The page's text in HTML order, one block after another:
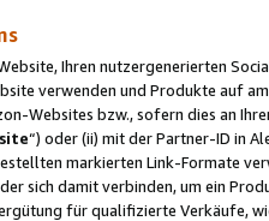
Ihren nutzergenerierten
verwenden und Produkte auf
Websites bzw., sofern dies an
“) oder (ii) mit der Partner-ID in
markierten Link-Formate
sich damit verbinden, um ein
für qualifizierte Verkäufe,